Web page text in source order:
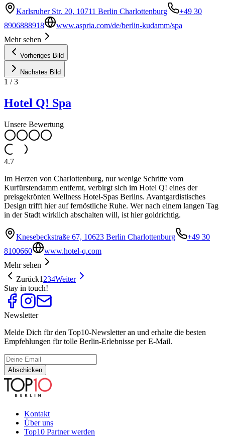
Karlsruher Str. 20, 10711 Berlin Charlottenburg
+49 30
8906888918
www.aspria.com/de/berlin-kudamm/spa
Mehr sehen
Vorheriges Bild
Nächstes Bild
1 /3
Hotel Q! Spa
Unsere Bewertung
4.7
Im Herzen von Charlottenburg, nur wenige Schritte vom
Kurfürstendamm entfernt, verbirgt sich im Hotel Q! eines der
preisgekrönten Wellness Hotel-Spas Berlins. Avantgardistisches
Design trifft hier auf fernöstliche Ruhe. Wer nach einem langen Tag
in der Stadt wirklich abschalten will, ist hier goldrichtig.
Knesebeckstraße 67, 10623 Berlin Charlottenburg
+49 30
8100660
www.hotel-q.com
Mehr sehen
Zurück1 234Weiter
Stay in touch!
Newsletter
Melde Dich für den Top10-Newsletter an und erhalte die besten
Empfehlungen für tolle Berlin-Erlebnisse per E-Mail.
Abschicken
Kontakt
Über uns
Top10 Partner werden